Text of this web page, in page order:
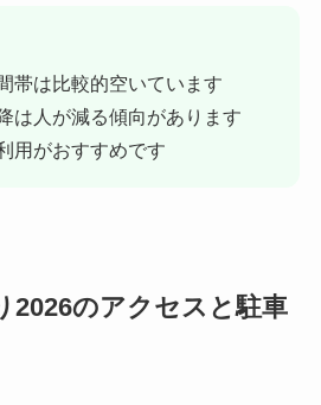
帯は比較的空いています
は人が減る傾向があります
用がおすすめです
2026のアクセスと駐車